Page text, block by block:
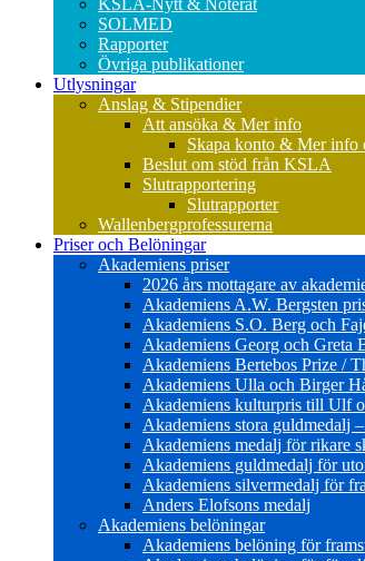
KSLA-Nytt & Noterat
SOLMED
Rapporter
Övriga publikationer
Utlysningar
Anslag & Stipendier
Att ansöka & Mer info
Skapa konto & Mer info
Beslut om stöd från KSLA
Slutrapportering
Slutrapporter
Wallenbergprofessurerna
Priser och Belöningar
Akademiens priser
2026 års mottagare av
Akademiens A.W. Bergsten
Akademiens S.O. Berg och
Akademiens Georg och Greta
Akademiens Bertebos Prize /
Akademiens Ulla och Birger
Akademiens kulturpris till Ulf
Akademiens stora guldmedalj
Akademiens medalj för rikare
Akademiens guldmedalj för
Akademiens silvermedalj för
Anders Elofsons medalj
Akademiens belöningar
Akademiens belöning för